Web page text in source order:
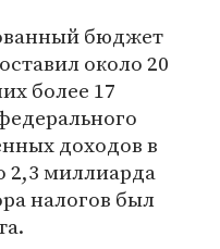
бюджет
около 20
более 17
доходов в
2,3 миллиарда
налогов был